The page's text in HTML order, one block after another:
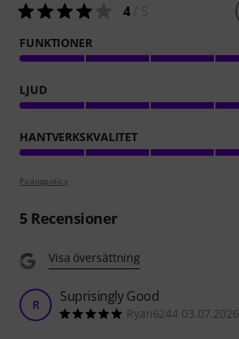
4/ 5
FUNKTIONER
LJUD
HANTVERKSKVALITET
Poängpolicy
5Recensioner
Visa översättning
R Suprisingly Good
Ryan6244 03.07.2026